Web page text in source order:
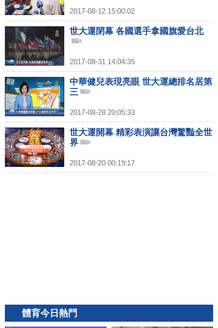
2017-08-12 15:00:02
世大運閉幕 各國選手拿國旗愛台北
2017-08-31 14:04:35
中華健兒表現亮眼 世大運總排名居第
三
2017-08-28 20:05:33
世大運開幕 精彩表演讓台灣驚豔全世
界
2017-08-20 00:19:17
體育今日熱門